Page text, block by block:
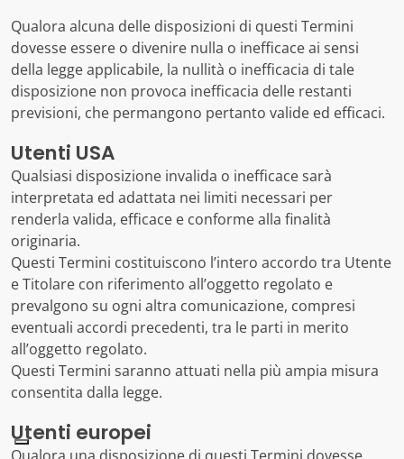
Qualora alcuna delle disposizioni di questi Termini
dovesse essere o divenire nulla o inefficace ai sensi
della legge applicabile, la nullità o inefficacia di tale
disposizione non provoca inefficacia delle restanti
previsioni, che permangono pertanto valide ed efficaci.
Utenti USA
Qualsiasi disposizione invalida o inefficace sarà
interpretata ed adattata nei limiti necessari per
renderla valida, efficace e conforme alla finalità
originaria.
Questi Termini costituiscono l’intero accordo tra Utente
e Titolare con riferimento all’oggetto regolato e
prevalgono su ogni altra comunicazione, compresi
eventuali accordi precedenti, tra le parti in merito
all’oggetto regolato.
Questi Termini saranno attuati nella più ampia misura
consentita dalla legge.
Utenti europei